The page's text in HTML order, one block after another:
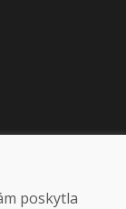
poskytla